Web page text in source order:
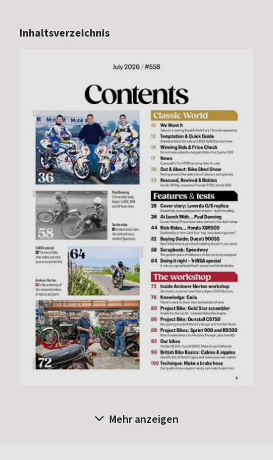
Inhaltsverzeichnis
Mehr anzeigen